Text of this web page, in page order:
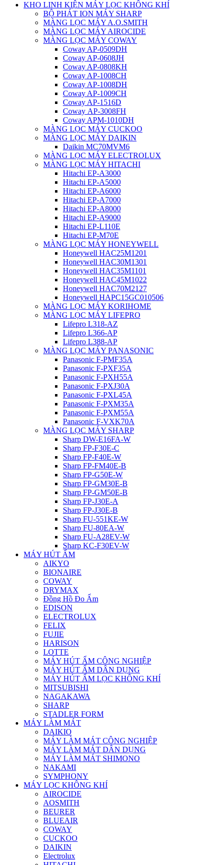
KHO LINH KIỆN MÁY LỌC KHÔNG KHÍ
BỘ PHÁT ION MÁY SHARP
MÀNG LỌC MÁY A.O.SMITH
MÀNG LỌC MÁY AIROCIDE
MÀNG LỌC MÁY COWAY
Coway AP-0509DH
Coway AP-0608JH
Coway AP-0808KH
Coway AP-1008CH
Coway AP-1008DH
Coway AP-1009CH
Coway AP-1516D
Coway AP-3008FH
Coway APM-1010DH
MÀNG LỌC MÁY CUCKOO
MÀNG LỌC MÁY DAIKIN
Daikin MC70MVM6
MÀNG LỌC MÁY ELECTROLUX
MÀNG LỌC MÁY HITACHI
Hitachi EP-A3000
Hitachi EP-A5000
Hitachi EP-A6000
Hitachi EP-A7000
Hitachi EP-A8000
Hitachi EP-A9000
Hitachi EP-L110E
Hitachi EP-M70E
MÀNG LỌC MÁY HONEYWELL
Honeywell HAC25M1201
Honeywell HAC30M1301
Honeywell HAC35M1101
Honeywell HAC45M1022
Honeywell HAC70M2127
Honeywell HAPC15GC010506
MÀNG LỌC MÁY KORIHOME
MÀNG LỌC MÁY LIFEPRO
Lifepro L318-AZ
Lifepro L366-AP
Lifepro L388-AP
MÀNG LỌC MÁY PANASONIC
Panasonic F-PMF35A
Panasonic F-PXF35A
Panasonic F-PXH55A
Panasonic F-PXJ30A
Panasonic F-PXL45A
Panasonic F-PXM35A
Panasonic F-PXM55A
Panasonic F-VXK70A
MÀNG LỌC MÁY SHARP
Sharp DW-E16FA-W
Sharp FP-F30E-C
Sharp FP-F40E-W
Sharp FP-FM40E-B
Sharp FP-G50E-W
Sharp FP-GM30E-B
Sharp FP-GM50E-B
Sharp FP-J30E-A
Sharp FP-J30E-B
Sharp FU-551KE-W
Sharp FU-80EA-W
Sharp FU-A28EV-W
Sharp KC-F30EV-W
MÁY HÚT ẨM
AIKYO
BIONAIRE
COWAY
DRYMAX
Đồng Hồ Đo Ẩm
EDISON
ELECTROLUX
FELIX
FUJIE
HARISON
LOTTE
MÁY HÚT ẨM CÔNG NGHIỆP
MÁY HÚT ẨM DÂN DỤNG
MÁY HÚT ẨM LỌC KHÔNG KHÍ
MITSUBISHI
NAGAKAWA
SHARP
STADLER FORM
MÁY LÀM MÁT
DAIKIO
MÁY LÀM MÁT CÔNG NGHIỆP
MÁY LÀM MÁT DÂN DỤNG
MÁY LÀM MÁT SHIMONO
NAKAMI
SYMPHONY
MÁY LỌC KHÔNG KHÍ
AIROCIDE
AOSMITH
BEURER
BLUEAIR
COWAY
CUCKOO
DAIKIN
Electrolux